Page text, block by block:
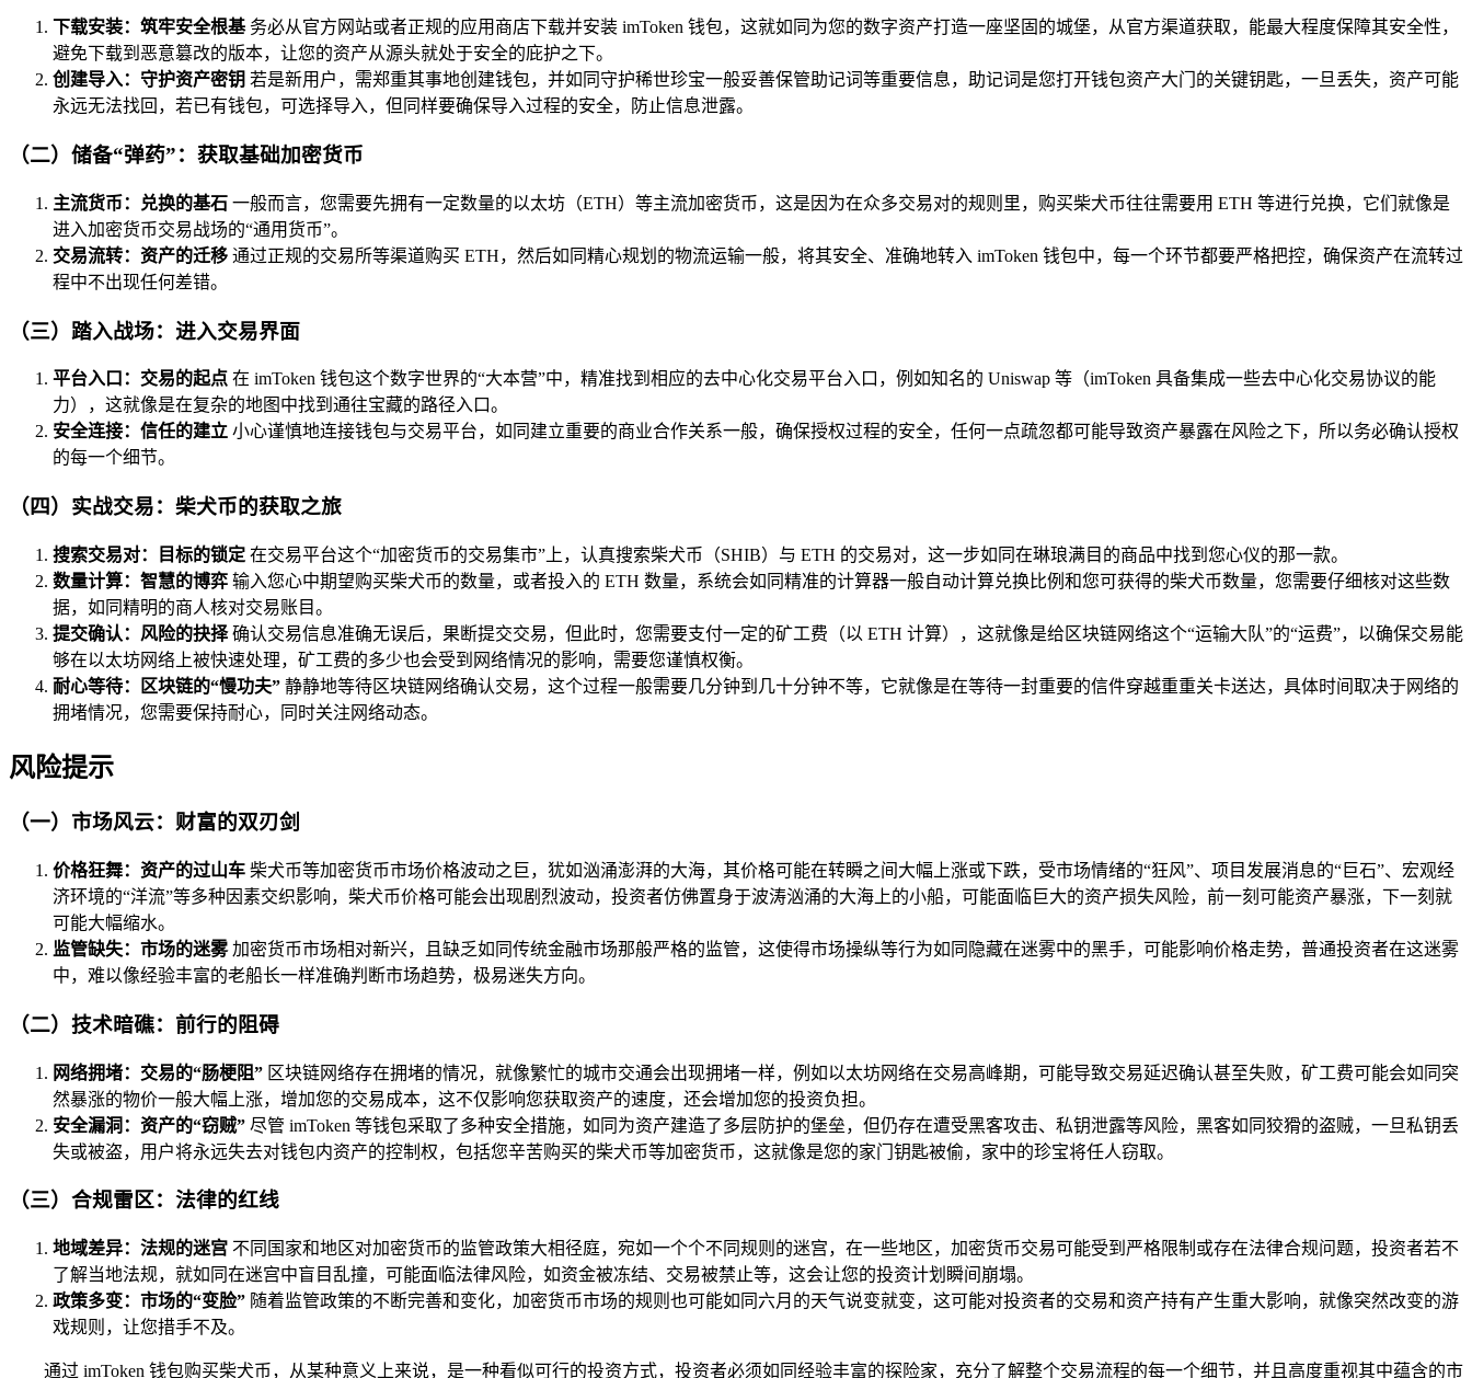
下载安装：筑牢安全根基务必从官方网站或者正规的应用商店下载并安装 imToken 钱包，这就如同为您的数字资产打造一座坚固的城堡，从官方渠道获取，能最大程度保障其安全性，
避免下载到恶意篡改的版本，让您的资产从源头就处于安全的庇护之下。
创建导入：守护资产密钥 若是新用户，需郑重其事地创建钱包，并如同守护稀世珍宝一般妥善保管助记词等重要信息，助记词是您打开钱包资产大门的关键钥匙，一旦丢失，资产可能
永远无法找回，若已有钱包，可选择导入，但同样要确保导入过程的安全，防止信息泄露。
（二）储备“弹药”：获取基础加密货币
主流货币：兑换的基石 一般而言，您需要先拥有一定数量的以太坊（ETH）等主流加密货币，这是因为在众多交易对的规则里，购买柴犬币往往需要用 ETH 等进行兑换，它们就像是
进入加密货币交易战场的“通用货币”。
交易流转：资产的迁移 通过正规的交易所等渠道购买 ETH，然后如同精心规划的物流运输一般，将其安全、准确地转入 imToken 钱包中，每一个环节都要严格把控，确保资产在流转过
程中不出现任何差错。
（三）踏入战场：进入交易界面
平台入口：交易的起点 在 imToken 钱包这个数字世界的“大本营”中，精准找到相应的去中心化交易平台入口，例如知名的 Uniswap 等（imToken 具备集成一些去中心化交易协议的能
力），这就像是在复杂的地图中找到通往宝藏的路径入口。
安全连接：信任的建立 小心谨慎地连接钱包与交易平台，如同建立重要的商业合作关系一般，确保授权过程的安全，任何一点疏忽都可能导致资产暴露在风险之下，所以务必确认授权
的每一个细节。
（四）实战交易：柴犬币的获取之旅
搜索交易对：目标的锁定 在交易平台这个“加密货币的交易集市”上，认真搜索柴犬币（SHIB）与 ETH 的交易对，这一步如同在琳琅满目的商品中找到您心仪的那一款。
数量计算：智慧的博弈 输入您心中期望购买柴犬币的数量，或者投入的 ETH 数量，系统会如同精准的计算器一般自动计算兑换比例和您可获得的柴犬币数量，您需要仔细核对这些数
据，如同精明的商人核对交易账目。
提交确认：风险的抉择确认交易信息准确无误后，果断提交交易，但此时，您需要支付一定的矿工费（以 ETH 计算），这就像是给区块链网络这个“运输大队”的“运费”，以确保交易能
够在以太坊网络上被快速处理，矿工费的多少也会受到网络情况的影响，需要您谨慎权衡。
耐心等待：区块链的“慢功夫” 静静地等待区块链网络确认交易，这个过程一般需要几分钟到几十分钟不等，它就像是在等待一封重要的信件穿越重重关卡送达，具体时间取决于网络的
拥堵情况，您需要保持耐心，同时关注网络动态。
风险提示
（一）市场风云：财富的双刃剑
价格狂舞：资产的过山车 柴犬币等加密货币市场价格波动之巨，犹如汹涌澎湃的大海，其价格可能在转瞬之间大幅上涨或下跌，受市场情绪的“狂风”、项目发展消息的“巨石”、宏观经
济环境的“洋流”等多种因素交织影响，柴犬币价格可能会出现剧烈波动，投资者仿佛置身于波涛汹涌的大海上的小船，可能面临巨大的资产损失风险，前一刻可能资产暴涨，下一刻就
可能大幅缩水。
监管缺失：市场的迷雾加密货币市场相对新兴，且缺乏如同传统金融市场那般严格的监管，这使得市场操纵等行为如同隐藏在迷雾中的黑手，可能影响价格走势，普通投资者在这迷雾
中，难以像经验丰富的老船长一样准确判断市场趋势，极易迷失方向。
（二）技术暗礁：前行的阻碍
网络拥堵：交易的“肠梗阻” 区块链网络存在拥堵的情况，就像繁忙的城市交通会出现拥堵一样，例如以太坊网络在交易高峰期，可能导致交易延迟确认甚至失败，矿工费可能会如同突
然暴涨的物价一般大幅上涨，增加您的交易成本，这不仅影响您获取资产的速度，还会增加您的投资负担。
安全漏洞：资产的“窃贼” 尽管 imToken 等钱包采取了多种安全措施，如同为资产建造了多层防护的堡垒，但仍存在遭受黑客攻击、私钥泄露等风险，黑客如同狡猾的盗贼，一旦私钥丢
失或被盗，用户将永远失去对钱包内资产的控制权，包括您辛苦购买的柴犬币等加密货币，这就像是您的家门钥匙被偷，家中的珍宝将任人窃取。
（三）合规雷区：法律的红线
地域差异：法规的迷宫 不同国家和地区对加密货币的监管政策大相径庭，宛如一个个不同规则的迷宫，在一些地区，加密货币交易可能受到严格限制或存在法律合规问题，投资者若不
了解当地法规，就如同在迷宫中盲目乱撞，可能面临法律风险，如资金被冻结、交易被禁止等，这会让您的投资计划瞬间崩塌。
政策多变：市场的“变脸” 随着监管政策的不断完善和变化，加密货币市场的规则也可能如同六月的天气说变就变，这可能对投资者的交易和资产持有产生重大影响，就像突然改变的游
戏规则，让您措手不及。
通过 imToken 钱包购买柴犬币，从某种意义上来说，是一种看似可行的投资方式，投资者必须如同经验丰富的探险家，充分了解整个交易流程的每一个细节，并且高度重视其中蕴含的市